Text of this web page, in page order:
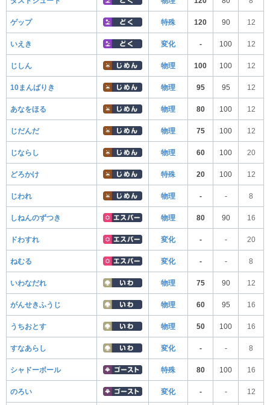
ゲップ 特殊 120 90 12
いえき 変化 - 100 12
じしん 物理 100 100 12
10まんばりき 物理 95 95 12
あなをほる 物理 80 100 12
じだんだ 物理 75 100 12
じならし 物理 60 100 20
どろかけ 特殊 20 100 12
じわれ 物理 - - 8
しねんのずつき 物理 80 90 16
ドわすれ 変化 - - 20
ねむる 変化 - - 8
いわなだれ 物理 75 90 12
がんせきふうじ 物理 60 95 16
うちおとす 物理 50 100 16
すなあらし 変化 - - 8
シャドーボール 特殊 80 100 16
のろい 変化 - - 12